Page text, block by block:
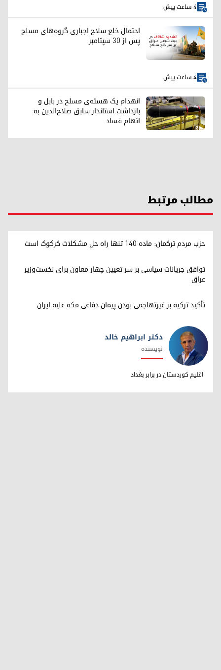
4 ساعت پیش
احتمال خلع سلاح اجباری گروه‌های مسلح
پس از ۳۰ سپتامبر
4 ساعت پیش
انهدام یک هسته‌ی مسلح در بابل و
بازداشت استاندار سابق صلاح‌الدین به
اتهام فساد
مطالب مرتبط
حزب مردم ترکمان: ماده ۱۴۰ تنها راه حل مشکلات کرکوک است
توافق جریانات سیاسی بر سر تعیین چهار معاون برای نخست‌وزیر
عراق
تأکید ترکیه بر غیرتهاجمی بودن پیمان دفاعی مکه علیه ایران
دکتر ابراهیم خالد
دکتر ابراهیم خالد
نویسنده
اقلیم کوردستان در برابر بغداد